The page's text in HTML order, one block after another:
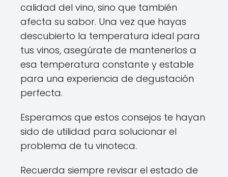
calidad del vino, sino que también
afecta su sabor. Una vez que hayas
descubierto la temperatura ideal para
tus vinos, asegúrate de mantenerlos a
esa temperatura constante y estable
para una experiencia de degustación
perfecta.
Esperamos que estos consejos te hayan
sido de utilidad para solucionar el
problema de tu vinoteca.
Recuerda siempre revisar el estado de